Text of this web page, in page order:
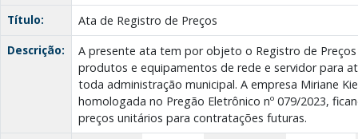
Título:
Ata de Registro de Preços
Descrição:
A presente ata tem por objeto o Registro de
produtos e equipamentos de rede e servidor para
toda administração municipal. A empresa Miriane
homologada no Pregão Eletrônico nº 079/2023,
preços unitários para contratações futuras.